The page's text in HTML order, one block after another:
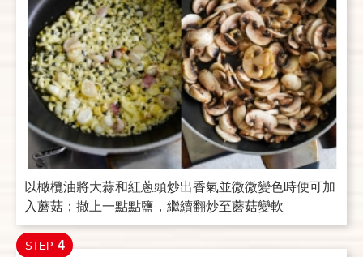
以橄欖油將大蒜和紅蔥頭炒出香氣並微微變色時便可加
入蘑菇；撒上一點點鹽，繼續翻炒至蘑菇變軟
STEP 4